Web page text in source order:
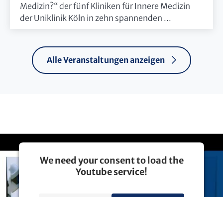
Medizin?“ der fünf Kliniken für Innere Medizin
der Uniklinik Köln in zehn spannenden ...
Alle Veranstaltungen anzeigen
We need your consent to load the
Youtube service!